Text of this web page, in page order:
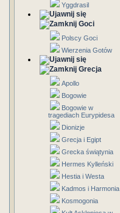
Yggdrasil
Goci
Polscy Goci
Wierzenia Gotów
Grecja
Apollo
Bogowie
Bogowie w
tragediach Eurypidesa
Dionizje
Grecja i Egipt
Grecka świątynia
Hermes Kylleński
Hestia i Westa
Kadmos i Harmonia
Kosmogonia